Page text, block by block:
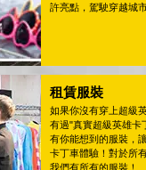
許亮點，駕駛穿越城市
租賃服裝
如果你沒有穿上超級
有過"真實超級英雄卡
有你能想到的服裝，
卡丁車體驗！對於所
我們有所有的服裝！